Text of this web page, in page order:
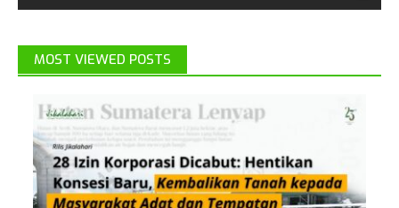
MOST VIEWED POSTS